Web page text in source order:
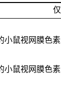
小鼠视网膜色
小鼠视网膜色